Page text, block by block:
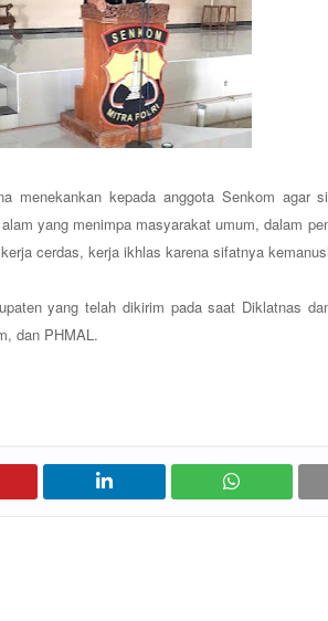
menekankan kepada anggota Senkom agar
yang menimpa masyarakat umum, dalam
cerdas, kerja ikhlas karena sifatnya
yang telah dikirim pada saat Diklatnas
dan PHMAL.